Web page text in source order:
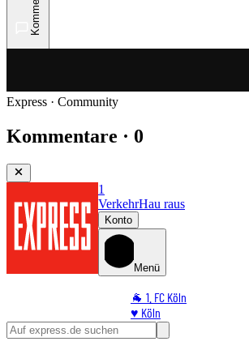
Express · Community
Kommentare · 0
1
VerkehrHau raus
Konto
Menü
🐐 1. FC Köln
♥️ Köln
⭐ Promi